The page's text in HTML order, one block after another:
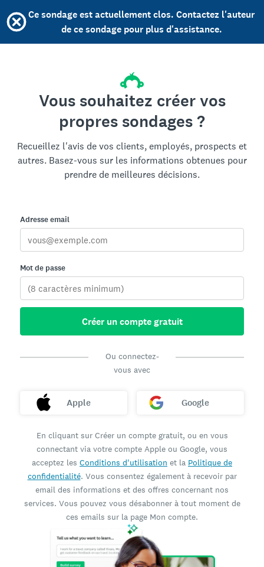
Ce sondage est actuellement clos. Contactez l'auteur
de ce sondage pour plus d'assistance.
Vous souhaitez créer vos
propres sondages ?
Recueillez l'avis de vos clients, employés, prospects et
autres. Basez-vous sur les informations obtenues pour
prendre de meilleures décisions.
Adresse email
Mot de passe
Créer un compte gratuit
Ou connectez-
vous avec
Apple Google
En cliquant sur Créer un compte gratuit, ou en vous
connectant via votre compte Apple ou Google, vous
acceptez les Conditions d'utilisation et la Politique de
confidentialité. Vous consentez également à recevoir par
email des informations et des offres concernant nos
services. Vous pouvez vous désabonner à tout moment de
ces emails sur la page Mon compte.